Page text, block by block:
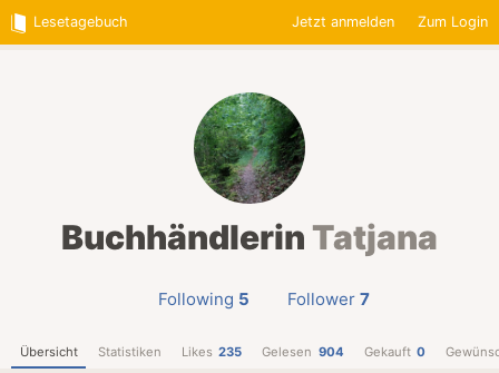
Lesetagebuch Jetzt anmelden Zum Login
Buchhändlerin Tatjana
Following 5 Follower 7
Übersicht Statistiken Likes 235 Gelesen 904 Gekauft 0